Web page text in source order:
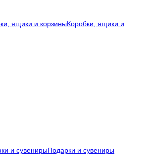
Коробки, ящики и
Подарки и сувениры